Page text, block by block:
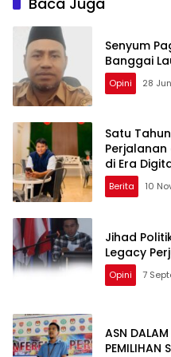
Senyum
Banggai
Opini 28
Satu
di Era
Berita 10
Jihad
Legacy
Opini 7
ASN
PEMILIHAN